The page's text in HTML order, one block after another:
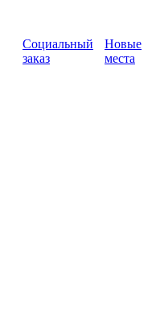
Социальный
заказ
Новые
места